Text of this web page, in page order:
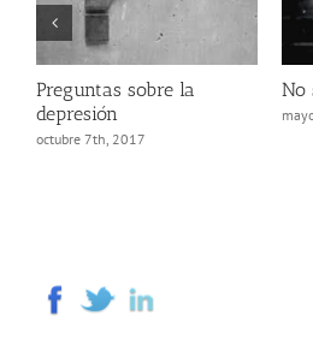
Preguntas sobre la
depresión
octubre 7th, 2017
No